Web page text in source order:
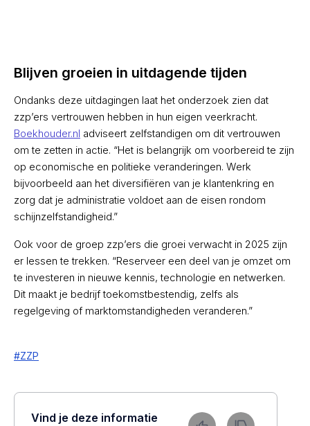
Blijven groeien in uitdagende tijden
Ondanks deze uitdagingen laat het onderzoek zien dat
zzp’ers vertrouwen hebben in hun eigen veerkracht.
Boekhouder.nl adviseert zelfstandigen om dit vertrouwen
om te zetten in actie. “Het is belangrijk om voorbereid te zijn
op economische en politieke veranderingen. Werk
bijvoorbeeld aan het diversifiëren van je klantenkring en
zorg dat je administratie voldoet aan de eisen rondom
schijnzelfstandigheid.”
Ook voor de groep zzp’ers die groei verwacht in 2025 zijn
er lessen te trekken. “Reserveer een deel van je omzet om
te investeren in nieuwe kennis, technologie en netwerken.
Dit maakt je bedrijf toekomstbestendig, zelfs als
regelgeving of marktomstandigheden veranderen.”
#ZZP
Vind je deze informatie